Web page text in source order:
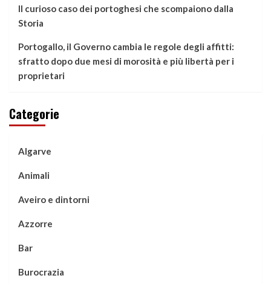
Il curioso caso dei portoghesi che scompaiono dalla
Storia
Portogallo, il Governo cambia le regole degli affitti:
sfratto dopo due mesi di morosità e più libertà per i
proprietari
Categorie
Algarve
Animali
Aveiro e dintorni
Azzorre
Bar
Burocrazia